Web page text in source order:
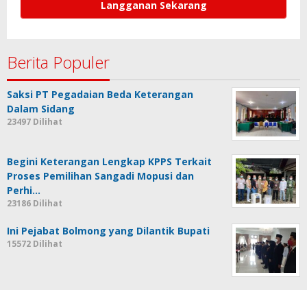
Berita Populer
Saksi PT Pegadaian Beda Keterangan
Dalam Sidang
23497 Dilihat
Begini Keterangan Lengkap KPPS Terkait
Proses Pemilihan Sangadi Mopusi dan
Perhi…
23186 Dilihat
Ini Pejabat Bolmong yang Dilantik Bupati
15572 Dilihat